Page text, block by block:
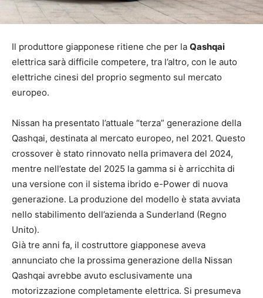
Il produttore giapponese ritiene che per la Qashqai
elettrica sarà difficile competere, tra l’altro, con le auto
elettriche cinesi del proprio segmento sul mercato
europeo.
Nissan ha presentato l’attuale “terza” generazione della
Qashqai, destinata al mercato europeo, nel 2021. Questo
crossover è stato rinnovato nella primavera del 2024,
mentre nell’estate del 2025 la gamma si è arricchita di
una versione con il sistema ibrido e-Power di nuova
generazione. La produzione del modello è stata avviata
nello stabilimento dell’azienda a Sunderland (Regno
Unito).
Già tre anni fa, il costruttore giapponese aveva
annunciato che la prossima generazione della Nissan
Qashqai avrebbe avuto esclusivamente una
motorizzazione completamente elettrica. Si presumeva